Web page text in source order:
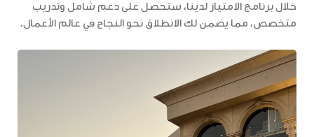
خلال برنامج الامتياز لدينا، ستحصل على دعم شامل وتدريب
متخصص، مما يضمن لك الانطلاق نحو النجاح في عالم الأعمال.